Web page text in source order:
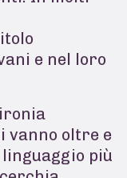
e nel loro
vanno oltre e
più